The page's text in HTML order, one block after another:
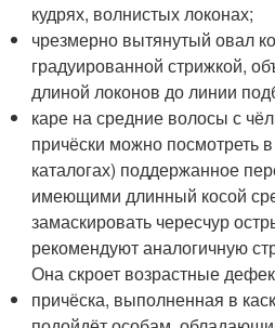
кудрях, волнистых локонах;
чрезмерно вытянутый овал
градуированной стрижкой,
длиной локонов до линии
каре на средние волосы с
причёски можно посмотреть
каталогах) поддержанное
имеющими длинный косой
замаскировать чересчур
рекомендуют аналогичную
Она скроет возрастные
причёска, выполненная в